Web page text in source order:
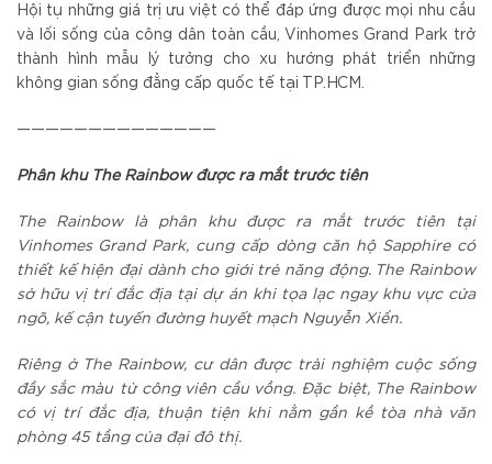
Hội tụ những giá trị ưu việt có thể đáp ứng được mọi nhu cầu
và lối sống của công dân toàn cầu, Vinhomes Grand Park trở
thành hình mẫu lý tưởng cho xu hướng phát triển những
không gian sống đẳng cấp quốc tế tại TP.HCM.
——————————————
Phân khu The Rainbow được ra mắt trước tiên
The Rainbow là phân khu được ra mắt trước tiên tại
Vinhomes Grand Park, cung cấp dòng căn hộ Sapphire có
thiết kế hiện đại dành cho giới trẻ năng động. The Rainbow
sở hữu vị trí đắc địa tại dự án khi tọa lạc ngay khu vực cửa
ngõ, kế cận tuyến đường huyết mạch Nguyễn Xiển.
Riêng ở The Rainbow, cư dân được trải nghiệm cuộc sống
đầy sắc màu từ công viên cầu vồng. Đặc biệt, The Rainbow
có vị trí đắc địa, thuận tiện khi nằm gần kề tòa nhà văn
phòng 45 tầng của đại đô thị.